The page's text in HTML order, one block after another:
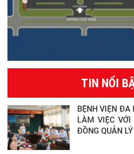
TIN NỔI
BỆNH VIỆN ĐA
LÀM VIỆC
ĐỒNG QUẢN